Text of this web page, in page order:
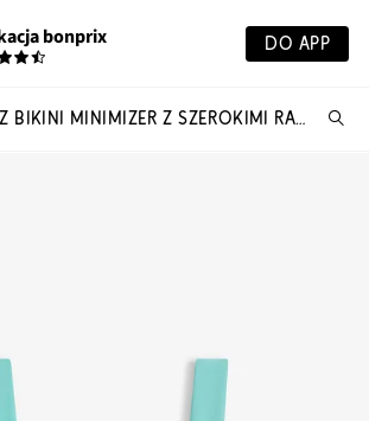
bonprix DO APP
BIUSTONOSZ BIKINI MINIMIZER Z SZEROKIMI RAMIĄCZKAMI